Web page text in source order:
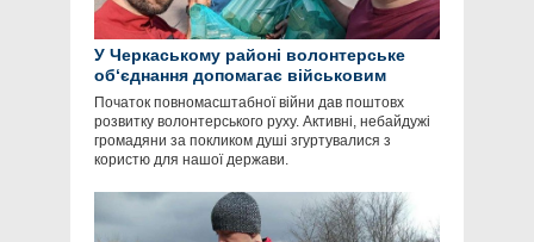
У Черкаському районі волонтерське
об‘єднання допомагає військовим
Початок повномасштабної війни дав поштовх
розвитку волонтерського руху. Активні, небайдужі
громадяни за покликом душі згуртувалися з
користю для нашої держави.